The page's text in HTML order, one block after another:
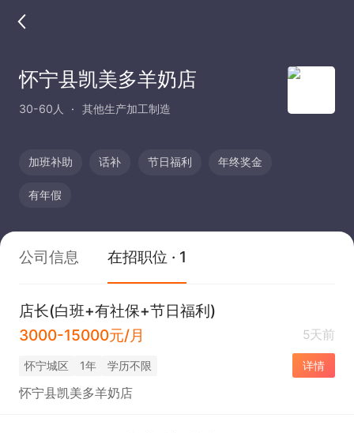
怀宁县凯美多羊奶店
30-60人 其他生产加工制造
加班补助 话补 节日福利 年终奖金
有年假
公司信息 在招职位 · 1
店长(白班+有社保+节日福利)
3000-15000元/月
5天前
怀宁城区 1年 学历不限 详情
怀宁县凯美多羊奶店